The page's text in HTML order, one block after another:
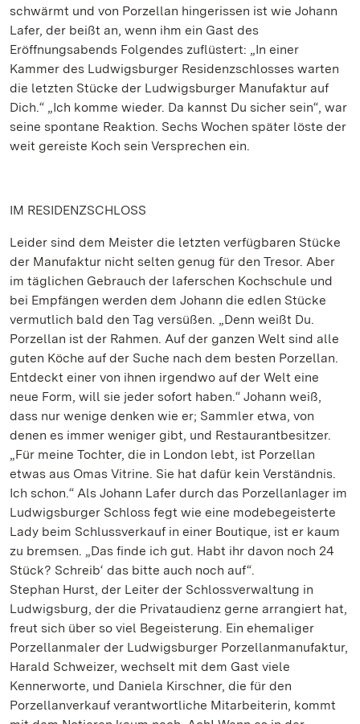
schwärmt und von Porzellan hingerissen ist wie Johann
Lafer, der beißt an, wenn ihm ein Gast des
Eröffnungsabends Folgendes zuflüstert: „In einer
Kammer des Ludwigsburger Residenzschlosses warten
die letzten Stücke der Ludwigsburger Manufaktur auf
Dich.“ „Ich komme wieder. Da kannst Du sicher sein“, war
seine spontane Reaktion. Sechs Wochen später löste der
weit gereiste Koch sein Versprechen ein.
IM RESIDENZSCHLOSS
Leider sind dem Meister die letzten verfügbaren Stücke
der Manufaktur nicht selten genug für den Tresor. Aber
im täglichen Gebrauch der laferschen Kochschule und
bei Empfängen werden dem Johann die edlen Stücke
vermutlich bald den Tag versüßen. „Denn weißt Du.
Porzellan ist der Rahmen. Auf der ganzen Welt sind alle
guten Köche auf der Suche nach dem besten Porzellan.
Entdeckt einer von ihnen irgendwo auf der Welt eine
neue Form, will sie jeder sofort haben.“ Johann weiß,
dass nur wenige denken wie er; Sammler etwa, von
denen es immer weniger gibt, und Restaurantbesitzer.
„Für meine Tochter, die in London lebt, ist Porzellan
etwas aus Omas Vitrine. Sie hat dafür kein Verständnis.
Ich schon.“ Als Johann Lafer durch das Porzellanlager im
Ludwigsburger Schloss fegt wie eine modebegeisterte
Lady beim Schlussverkauf in einer Boutique, ist er kaum
zu bremsen. „Das finde ich gut. Habt ihr davon noch 24
Stück? Schreib‘ das bitte auch noch auf“.
Stephan Hurst, der Leiter der Schlossverwaltung in
Ludwigsburg, der die Privataudienz gerne arrangiert hat,
freut sich über so viel Begeisterung. Ein ehemaliger
Porzellanmaler der Ludwigsburger Porzellanmanufaktur,
Harald Schweizer, wechselt mit dem Gast viele
Kennerworte, und Daniela Kirschner, die für den
Porzellanverkauf verantwortliche Mitarbeiterin, kommt